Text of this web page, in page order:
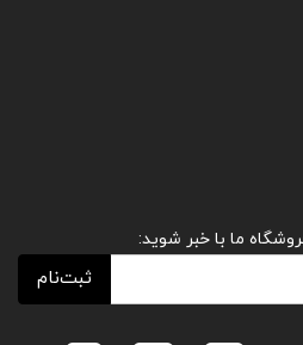
ما با خبر شوید:
ثبت‌نام